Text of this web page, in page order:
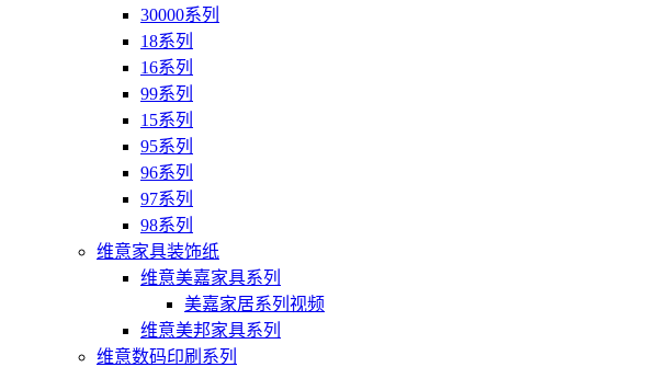
30000系列
18系列
16系列
99系列
15系列
95系列
96系列
97系列
98系列
维意家具装饰纸
维意美嘉家具系列
美嘉家居系列视频
维意美邦家具系列
维意数码印刷系列